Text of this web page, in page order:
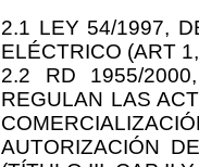
2.1 LEY 54/1997,
ELÉCTRICO (ART
2.2 RD 1955/
REGULAN LAS
AUTORIZACIÓN